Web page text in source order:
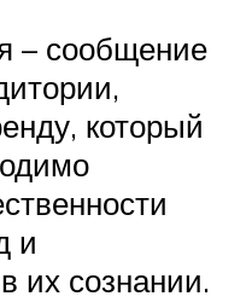
– сообщение
который
и
их сознании.